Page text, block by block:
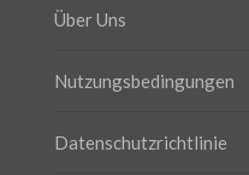
Über Uns
Nutzungsbedingungen
Datenschutzrichtlinie